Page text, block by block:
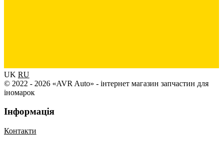
UK RU
© 2022 - 2026 «AVR Auto» - інтернет магазин запчастин для
іномарок
Інформація
Контакти